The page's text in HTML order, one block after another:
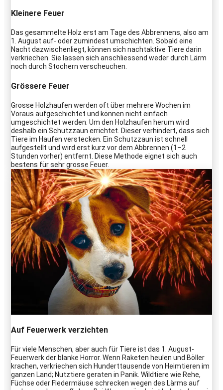
Kleinere Feuer
Das gesammelte Holz erst am Tage des Abbrennens, also am
1. August auf- oder zumindest umschichten. Sobald eine
Nacht dazwischenliegt, können sich nachtaktive Tiere darin
verkriechen. Sie lassen sich anschliessend weder durch Lärm
noch durch Stochern verscheuchen.
Grössere Feuer
Grosse Holzhaufen werden oft über mehrere Wochen im
Voraus aufgeschichtet und können nicht einfach
umgeschichtet werden. Um den Holzhaufen herum wird
deshalb ein Schutzzaun errichtet. Dieser verhindert, dass sich
Tiere im Haufen verstecken. Ein Schutzzaun ist schnell
aufgestellt und wird erst kurz vor dem Abbrennen (1–2
Stunden vorher) entfernt. Diese Methode eignet sich auch
bestens für sehr grosse Feuer.
Auf Feuerwerk verzichten
Für viele Menschen, aber auch für Tiere ist das 1. August-
Feuerwerk der blanke Horror. Wenn Raketen heulen und Böller
krachen, verkriechen sich Hunderttausende von Heimtieren im
ganzen Land; Nutztiere geraten in Panik. Wildtiere wie Rehe,
Füchse oder Fledermäuse schrecken wegen des Lärms auf